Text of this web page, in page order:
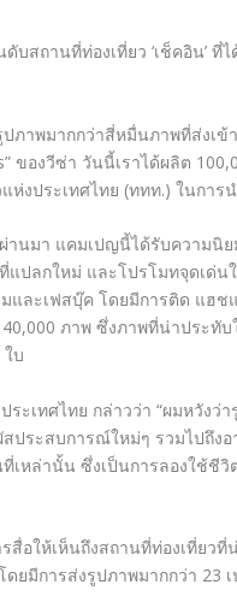
ดับสถานที่ท่องเที่ยว ‘เช็คอิน’ ที่ไ
ภาพมากกว่าสี่หมื่นภาพที่ส่งเข้
ของวีซ่า วันนี้เราได้ผลิต
ห่งประเทศไทย (ททท.) ในการ
นมา แคมเปญนี้ได้รับความนิย
แปลกใหม่ และโปรโมทจุดเด่
และเฟสบุ๊ค โดยมีการติด แฮ
ภาพ ซึ่งภาพที่น่าประทั
บ
เทศไทย กล่าวว่า “ผมหวังว่
ประสบการณ์ใหม่ๆ รวมไปถึง
เหล่านั้น ซึ่งเป็นการลองใช้ชี
สื่อให้เห็นถึงสถานที่ท่องเที่ยว
ยมีการส่งรูปภาพมากกว่า 23